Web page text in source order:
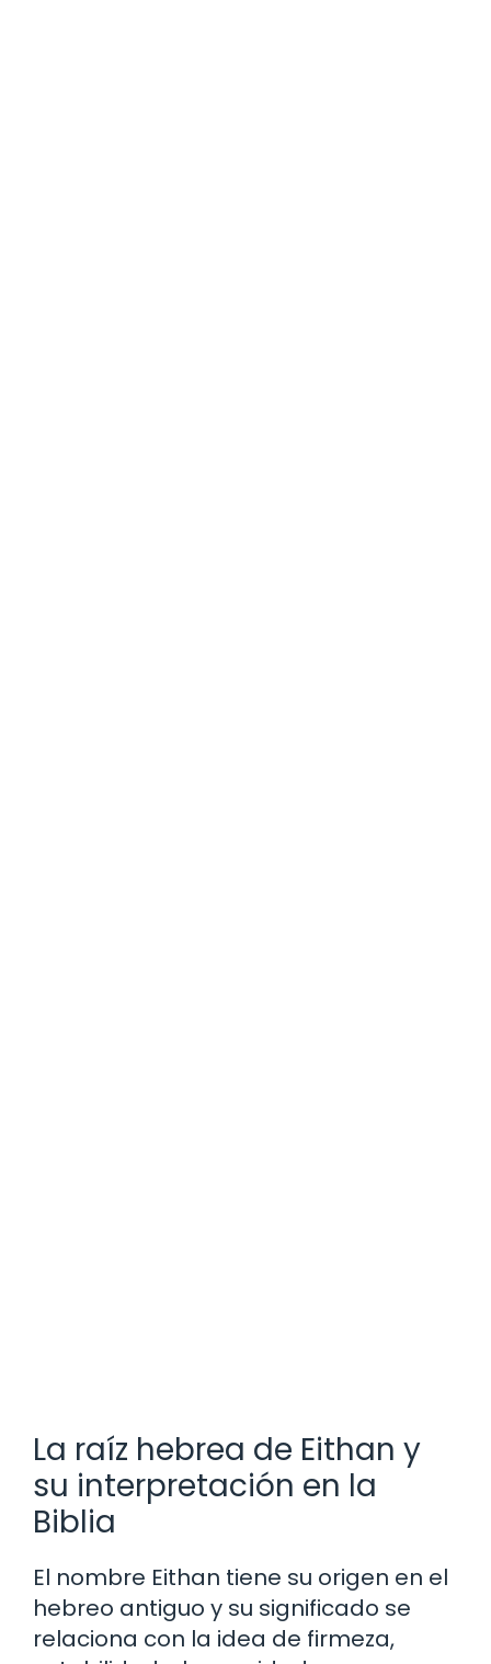
La raíz hebrea de Eithan y
su interpretación en la
Biblia
El nombre Eithan tiene su origen en el
hebreo antiguo y su significado se
relaciona con la idea de firmeza,